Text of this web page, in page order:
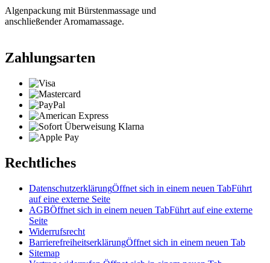
Algenpackung mit Bürstenmassage und
anschließender Aromamassage.
Zahlungsarten
Rechtliches
DatenschutzerklärungÖffnet sich in einem neuen TabFührt
auf eine externe Seite
AGBÖffnet sich in einem neuen TabFührt auf eine externe
Seite
Widerrufsrecht
BarrierefreiheitserklärungÖffnet sich in einem neuen Tab
Sitemap